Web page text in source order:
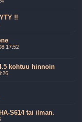
!!
17:52
kohtuu hinnoin
S614 tai ilman.